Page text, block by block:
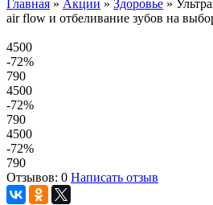
Главная » Акции » Здоровье »
air flow и отбеливание зубов на
4500
-72%
790
4500
-72%
790
4500
-72%
790
Отзывов: 0 Написать отзыв